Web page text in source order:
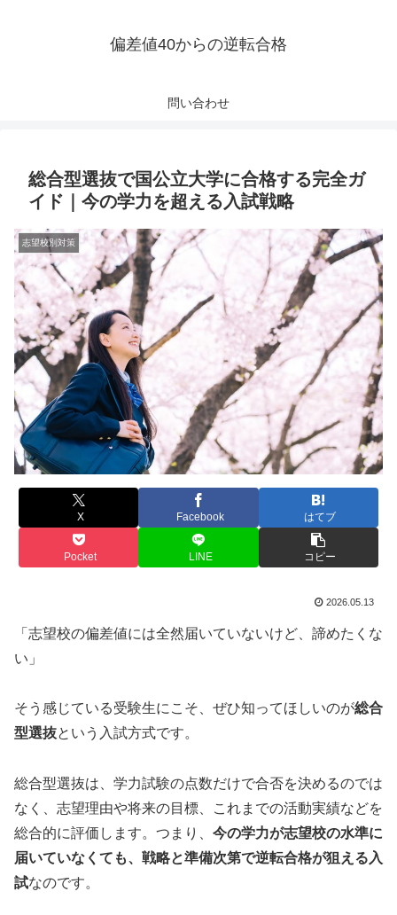
偏差値40からの逆転合格
問い合わせ
総合型選抜で国公立大学に合格する完全ガ
イド｜今の学力を超える入試戦略
志望校別対策
X Facebook はてブ
Pocket LINE コピー
2026.05.13
「志望校の偏差値には全然届いていないけど、諦めたくな
い」
そう感じている受験生にこそ、ぜひ知ってほしいのが総合
型選抜という入試方式です。
総合型選抜は、学力試験の点数だけで合否を決めるのでは
なく、志望理由や将来の目標、これまでの活動実績などを
総合的に評価します。つまり、 今の学力が志望校の水準に
届いていなくても、戦略と準備次第で逆転合格が狙える入
試なのです。